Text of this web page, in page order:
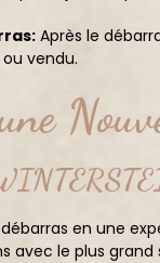
Après le
vendu.
en une
avec le plus grand